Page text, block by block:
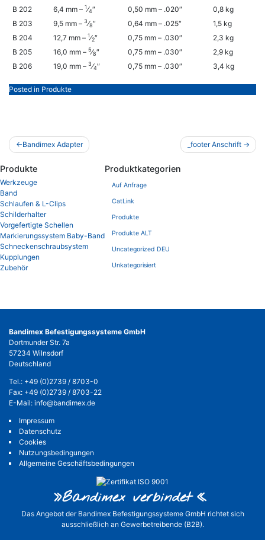
Kat.Nr.
Breite Dicke Gewicht
B 202 6,4 mm – 1⁄4″ 0,50 mm – .020″
0,8 kg
B 203
9,5 mm – 3⁄8″ 0,64 mm – .025″
1,5 kg
B 204
12,7 mm – 1⁄2″ 0,75 mm – .030″
2,3 kg
B 205
16,0 mm – 5⁄8″ 0,75 mm – .030″
2,9 kg
B 206
19,0 mm – 3⁄4″ 0,75 mm – .030″ 3,4 kg
Posted in Produkte
Beitragsnavigation
Bandimex Adapter _footer Anschrift
Produkte
Werkzeuge
Band
Schlaufen & L-Clips
Schilderhalter
Vorgefertigte Schellen
Markierungssystem Baby-Band
Schneckenschraubsystem
Kupplungen
Zubehör
Produktkategorien
Auf Anfrage
CatLink
Produkte
Produkte ALT
Uncategorized DEU
Unkategorisiert
Bandimex Befestigungssysteme GmbH
Dortmunder Str. 7a
57234 Wilnsdorf
Deutschland
Tel.: +49 (0)2739 / 8703-0
Fax: +49 (0)2739 / 8703-22
E-Mail: info@bandimex.de
Impressum
Datenschutz
Cookies
Nutzungsbedingungen
Allgemeine Geschäftsbedingungen
»Bandimex verbindet«
Das Angebot der Bandimex Befestigungssysteme GmbH richtet sich
ausschließlich an Gewerbetreibende (B2B).